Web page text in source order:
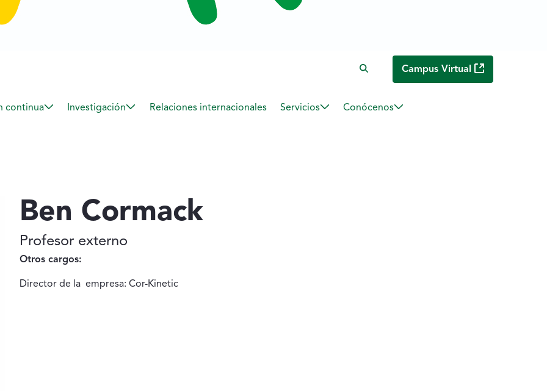
Campus Virtual
continua Investigación Relaciones internacionales Servicios Conócenos
Ben Cormack
Profesor externo
Otros cargos:
Director de la empresa: Cor-Kinetic